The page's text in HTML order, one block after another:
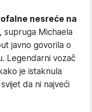
nesreće na
supruga Michaela
javno govorila o
Legendarni vozač
je istaknula
da ni najveći